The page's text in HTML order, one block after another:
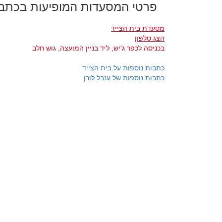
פרטי המסעדות המופיעות
מסעדת בית הצייד
הצג טלפון
בכניסה לכפר ג'יש, ליד בניין המועצה, גוש חלב
כתבות נוספות על בית הצייד
כתבות נוספות של ענבל לורן